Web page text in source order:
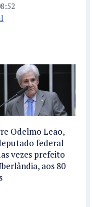
Odelmo Leão,
federal
vezes prefeito
aos 80